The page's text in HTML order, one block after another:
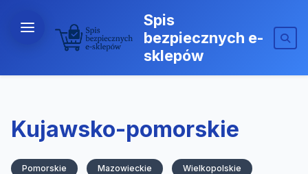
Spis
bezpiecznych e-
sklepów
Kujawsko-pomorskie
Pomorskie Mazowieckie Wielkopolskie